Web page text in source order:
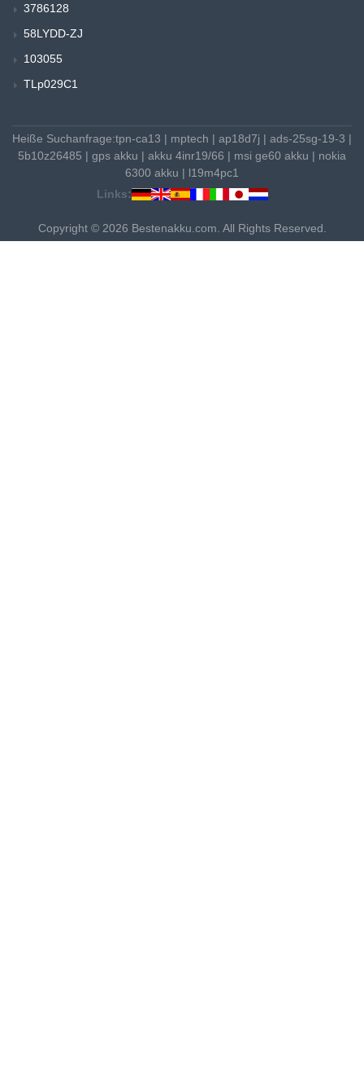
3786128
58LYDD-ZJ
103055
TLp029C1
Heiße Suchanfrage:tpn-ca13 | mptech | ap18d7j | ads-25sg-19-3 |
5b10z26485 | gps akku | akku 4inr19/66 | msi ge60 akku | nokia
6300 akku | l19m4pc1
Links:
Copyright © 2026 Bestenakku.com. All Rights Reserved.